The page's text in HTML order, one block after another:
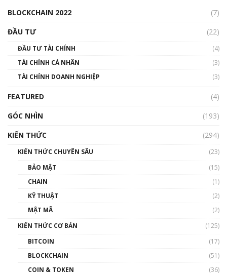
00:02:14
Nhìn lại năm 2022: Những sự kiện ảnh hưởng
đến hệ sinh thái tiền mã hoá | Phổ cập
00:43:47
như thể nào?
00:39:31
BLOCKCHAIN 2022
(7)
ĐẦU TƯ
(22)
ĐẦU TƯ TÀI CHÍNH
(4)
TÀI CHÍNH CÁ NHÂN
(3)
TÀI CHÍNH DOANH NGHIỆP
(3)
FEATURED
(4)
GÓC NHÌN
(193)
KIẾN THỨC
(294)
KIẾN THỨC CHUYÊN SÂU
(23)
BẢO MẬT
(15)
CHAIN
(1)
KỸ THUẬT
(2)
MẬT MÃ
(2)
KIẾN THỨC CƠ BẢN
(125)
BITCOIN
(17)
BLOCKCHAIN
(51)
COIN & TOKEN
(36)